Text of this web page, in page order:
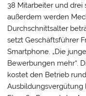
38 Mitarbeiter und drei
außerdem werden
Durchschnittsalter
setzt Geschäftsführer
Smartphone. „Die
Bewerbungen mehr“.
kostet den Betrieb
Ausbildungsvergütung